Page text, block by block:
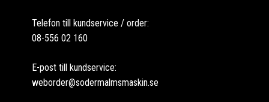
Telefon till kundservice / order:
08-556 02 160
E-post till kundservice:
weborder@sodermalmsmaskin.se